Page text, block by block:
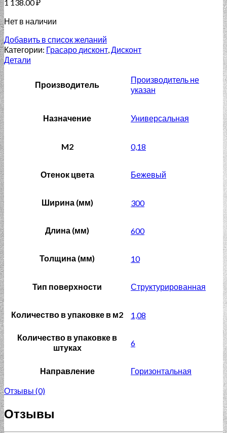
1 138.00₽
Нет в наличии
Добавить в список желаний
Категории: Грасаро дисконт,Дисконт
Детали
Производитель
Производитель не
указан
Назначение Универсальная
M2 0,18
Отенок цвета Бежевый
Ширина (мм) 300
Длина (мм) 600
Толщина (мм) 10
Тип поверхности Структурированная
Количество в упаковке в м2 1,08
Количество в упаковке в
штуках
6
Направление Горизонтальная
Отзывы (0)
Отзывы